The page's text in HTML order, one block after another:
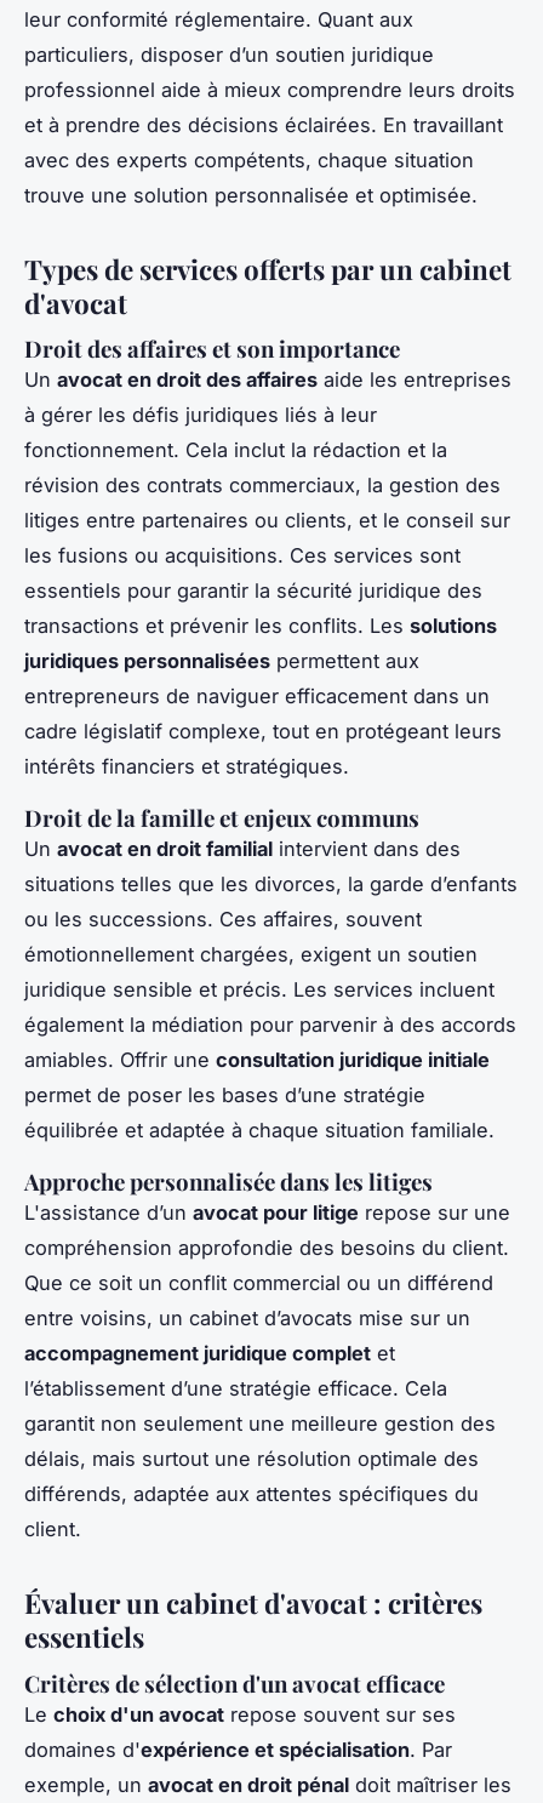
leur conformité réglementaire. Quant aux
particuliers, disposer d’un soutien juridique
professionnel aide à mieux comprendre leurs droits
et à prendre des décisions éclairées. En travaillant
avec des experts compétents, chaque situation
trouve une solution personnalisée et optimisée.
Types de services offerts par un cabinet
d'avocat
Droit des affaires et son importance
Un avocat en droit des affaires aide les entreprises
à gérer les défis juridiques liés à leur
fonctionnement. Cela inclut la rédaction et la
révision des contrats commerciaux, la gestion des
litiges entre partenaires ou clients, et le conseil sur
les fusions ou acquisitions. Ces services sont
essentiels pour garantir la sécurité juridique des
transactions et prévenir les conflits. Les solutions
juridiques personnalisées permettent aux
entrepreneurs de naviguer efficacement dans un
cadre législatif complexe, tout en protégeant leurs
intérêts financiers et stratégiques.
Droit de la famille et enjeux communs
Un avocat en droit familial intervient dans des
situations telles que les divorces, la garde d’enfants
ou les successions. Ces affaires, souvent
émotionnellement chargées, exigent un soutien
juridique sensible et précis. Les services incluent
également la médiation pour parvenir à des accords
amiables. Offrir une consultation juridique initiale
permet de poser les bases d’une stratégie
équilibrée et adaptée à chaque situation familiale.
Approche personnalisée dans les litiges
L'assistance d’un avocat pour litige repose sur une
compréhension approfondie des besoins du client.
Que ce soit un conflit commercial ou un différend
entre voisins, un cabinet d’avocats mise sur un
accompagnement juridique complet et
l’établissement d’une stratégie efficace. Cela
garantit non seulement une meilleure gestion des
délais, mais surtout une résolution optimale des
différends, adaptée aux attentes spécifiques du
client.
Évaluer un cabinet d'avocat : critères
essentiels
Critères de sélection d'un avocat efficace
Le choix d'un avocat repose souvent sur ses
domaines d'expérience et spécialisation. Par
exemple, un avocat en droit pénal doit maîtriser les